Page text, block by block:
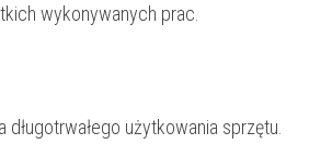
wykonywanych prac.
użytkowania sprzętu.